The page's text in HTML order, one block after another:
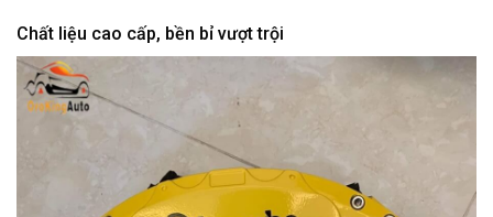
Chất liệu cao cấp, bền bỉ vượt trội